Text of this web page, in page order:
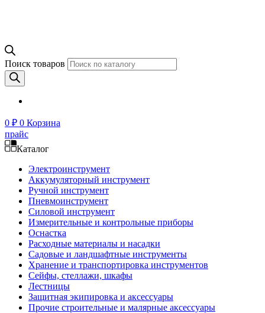
Поиск товаров
0 ₽ 0 Корзина
прайс
Каталог
Электроинструмент
Аккумуляторный инструмент
Ручной инструмент
Пневмоинструмент
Силовой инструмент
Измерительные и контрольные приборы
Оснастка
Расходные материалы и насадки
Садовые и ландшафтные инструменты
Хранение и транспортировка инструментов
Сейфы, стеллажи, шкафы
Лестницы
Защитная экипировка и аксессуары
Прочие строительные и малярные аксессуары